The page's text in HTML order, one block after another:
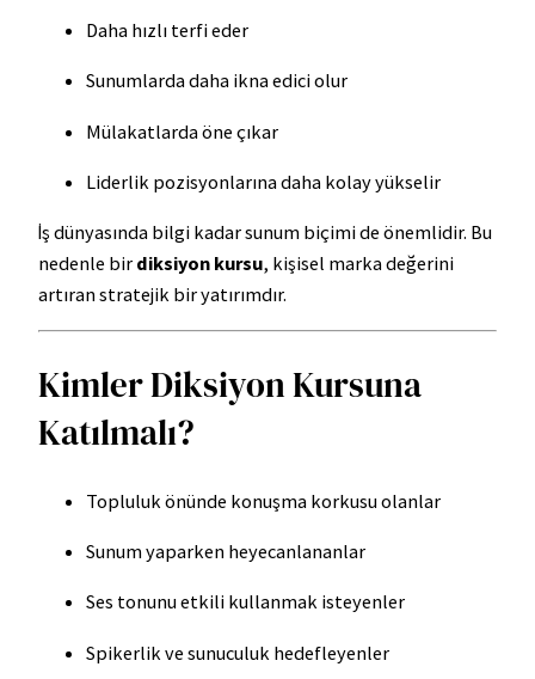
Daha hızlı terfi eder
Sunumlarda daha ikna edici olur
Mülakatlarda öne çıkar
Liderlik pozisyonlarına daha kolay yükselir
İş dünyasında bilgi kadar sunum biçimi de önemlidir. Bu
nedenle bir diksiyon kursu, kişisel marka değerini
artıran stratejik bir yatırımdır.
Kimler Diksiyon Kursuna
Katılmalı?
Topluluk önünde konuşma korkusu olanlar
Sunum yaparken heyecanlananlar
Ses tonunu etkili kullanmak isteyenler
Spikerlik ve sunuculuk hedefleyenler